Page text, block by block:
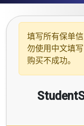
填写所有保单
勿使用中文填
购买不成功。